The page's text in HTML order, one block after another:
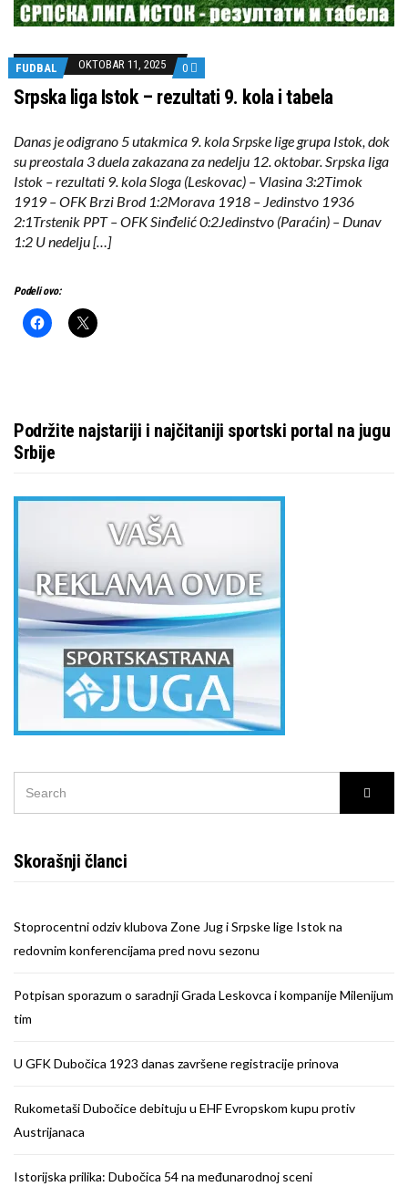
FUDBAL OKTOBAR 11, 2025 0
Srpska liga Istok – rezultati 9. kola i tabela
Danas je odigrano 5 utakmica 9. kola Srpske lige grupa Istok, dok
su preostala 3 duela zakazana za nedelju 12. oktobar. Srpska liga
Istok – rezultati 9. kola Sloga (Leskovac) – Vlasina 3:2Timok
1919 – OFK Brzi Brod 1:2Morava 1918 – Jedinstvo 1936
2:1Trstenik PPT – OFK Sinđelić 0:2Jedinstvo (Paraćin) – Dunav
1:2 U nedelju […]
Podeli ovo:
Podržite najstariji i najčitaniji sportski portal na jugu
Srbije
Skorašnji članci
Stoprocentni odziv klubova Zone Jug i Srpske lige Istok na
redovnim konferencijama pred novu sezonu
Potpisan sporazum o saradnji Grada Leskovca i kompanije Milenijum
tim
U GFK Dubočica 1923 danas završene registracije prinova
Rukometaši Dubočice debituju u EHF Evropskom kupu protiv
Austrijanaca
Istorijska prilika: Dubočica 54 na međunarodnoj sceni